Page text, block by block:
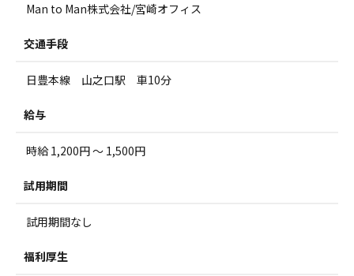
Man to Man株式会社/宮崎オフィス
交通手段
日豊本線 山之口駅 車10分
給与
時給 1,200円 ～ 1,500円
試用期間
試用期間なし
福利厚生